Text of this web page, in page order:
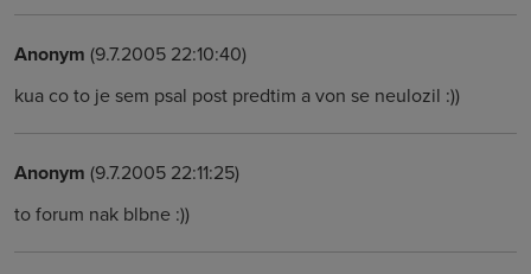
Anonym (9.7.2005 22:10:40)
kua co to je sem psal post predtim a von se neulozil :))
Anonym (9.7.2005 22:11:25)
to forum nak blbne :))